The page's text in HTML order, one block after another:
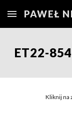
Skip to main
PAWEŁ
ET22-854
Kliknij na